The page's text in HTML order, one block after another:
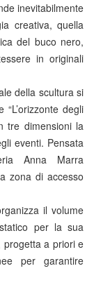
inevitabilmente
creativa, quella
del buco nero,
in originali
della scultura si
degli
tre dimensioni la
eventi. Pensata
Anna Marra
zona di accesso
il volume
per la sua
progetta a priori e
per garantire